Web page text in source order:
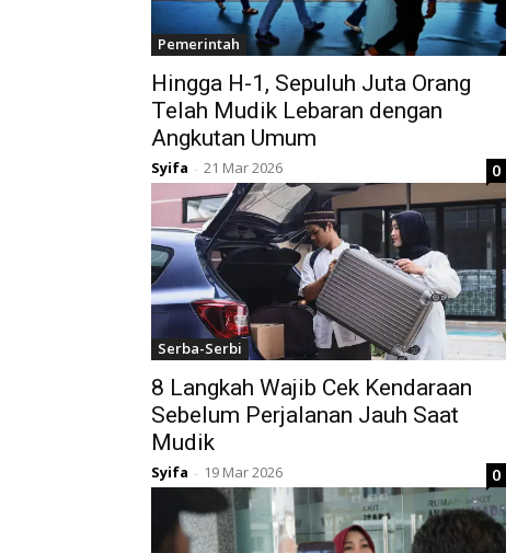
Pemerintah
Hingga H-1, Sepuluh Juta Orang
Telah Mudik Lebaran dengan
Angkutan Umum
Syifa - 21 Mar 2026 0
Serba-Serbi
8 Langkah Wajib Cek Kendaraan
Sebelum Perjalanan Jauh Saat
Mudik
Syifa - 19 Mar 2026 0